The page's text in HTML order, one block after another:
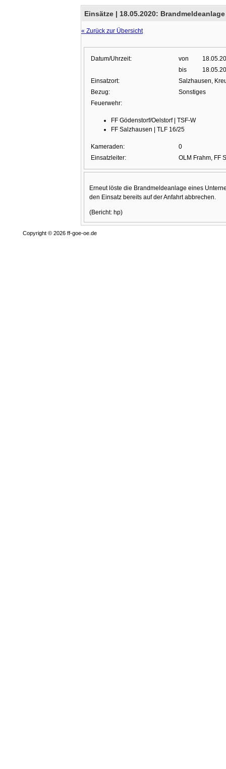
Einsätze | 18.05.2020:
« Zurück zur Übersicht
Datum/Uhrzeit: von
bis
Einsatzort:
Salzhausen,
Bezug:
Sonstiges
Feuerwehr:
FF Gödenstorf/Oelstorf | TSF-W
FF Salzhausen | TLF 16/25
Kameraden:
0
Einsatzleiter:
OLM Frahm, FF
Erneut löste die Brandmeldeanlage eines
den Einsatz bereits auf der Anfahrt abbrechen.
(Bericht: hp)
Copyright © 2026 ff-goe-oe.de